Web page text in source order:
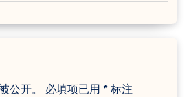
公开。 必填项已用 *标注